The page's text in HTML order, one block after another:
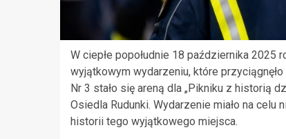
W ciepłe popołudnie 18 października
wyjątkowym wydarzeniu, które
Nr 3 stało się areną dla „Pikniku z historią
Osiedla Rudunki. Wydarzenie miało na
historii tego wyjątkowego miejsca.